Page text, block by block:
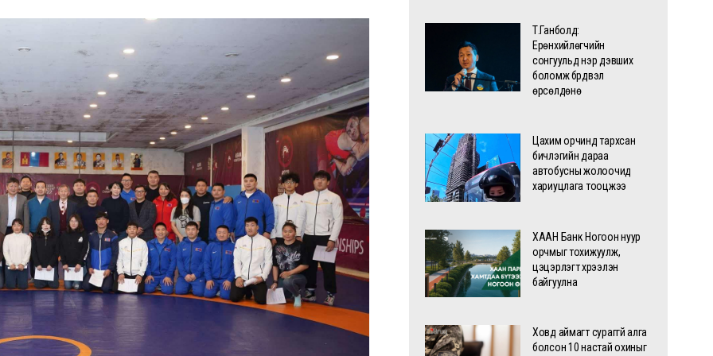
Т.Ганболд:
Ерөнхийлөгчийн
сонгуульд нэр дэвших
боломж бүрдвэл
өрсөлдөнө
Цахим орчинд тархсан
бичлэгийн дараа
автобусны жолоочид
хариуцлага тооцжээ
ХААН Банк Ногоон нуур
орчмыг тохижуулж,
цэцэрлэгт хүрээлэн
байгуулна
Ховд аймагт сураггүй алга
болсон 10 настай охиныг